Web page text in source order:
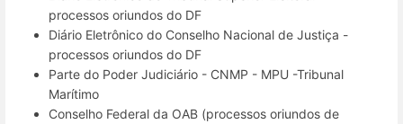
processos oriundos do DF
Diário Eletrônico do Conselho Nacional de Justiça -
processos oriundos do DF
Parte do Poder Judiciário - CNMP - MPU -Tribunal
Marítimo
Conselho Federal da OAB (processos oriundos de